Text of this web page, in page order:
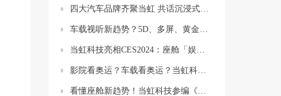
四大汽车品牌齐聚当虹 共话沉浸式智能座舱
车载视听新趋势？5D、多屏、黄金听音位……当虹与UWA联盟精彩亮相汽车盛会！
当虹科技亮相CES2024：座舱「娱乐+安全」一体化方案，很吸睛！
影院看奥运？车载看奥运？当虹科技助力“第二现场”精彩呈现→
看懂座舱新趋势！当虹科技参编《智能网联汽车蓝皮书》